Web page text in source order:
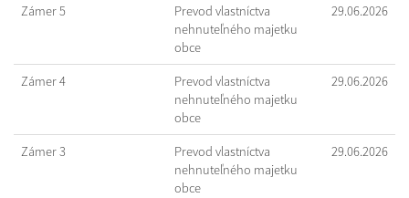
Zámer 5
Prevod vlastníctva
nehnuteľného majetku
obce
29.06.2026
Zámer 4
Prevod vlastníctva
nehnuteľného majetku
obce
29.06.2026
Zámer 3
Prevod vlastníctva
nehnuteľného majetku
obce
29.06.2026